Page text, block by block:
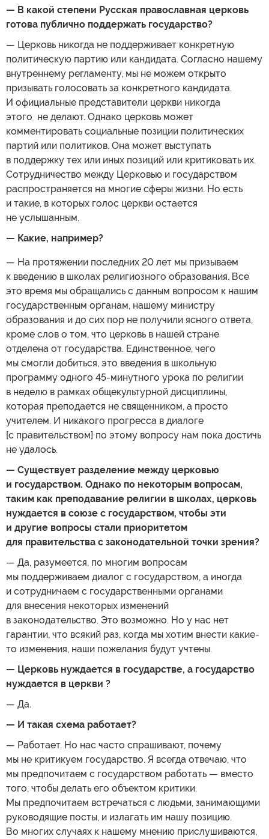
— В какой степени Русская православная церковь
готова публично поддержать государство?
— Церковь никогда не поддерживает конкретную
политическую партию или кандидата. Согласно нашему
внутреннему регламенту, мы не можем открыто
призывать голосовать за конкретного кандидата.
И официальные представители церкви никогда
этого не делают. Однако церковь может
комментировать социальные позиции политических
партий или политиков. Она может выступать
в поддержку тех или иных позиций или критиковать их.
Сотрудничество между Церковью и государством
распространяется на многие сферы жизни. Но есть
и такие, в которых голос церкви остается
не услышанным.
— Какие, например?
— На протяжении последних 20 лет мы призываем
к введению в школах религиозного образования. Все
это время мы обращались с данным вопросом к нашим
государственным органам, нашему министру
образования и до сих пор не получили ясного ответа,
кроме слов о том, что церковь в нашей стране
отделена от государства. Единственное, чего
мы смогли добиться, это введения в школьную
программу одного 45-минутного урока по религии
в неделю в рамках общекультурной дисциплины,
которая преподается не священником, а просто
учителем. И никакого прогресса в диалоге
[с правительством] по этому вопросу нам пока достичь
не удалось.
— Существует разделение между церковью
и государством. Однако по некоторым вопросам,
таким как преподавание религии в школах, церковь
нуждается в союзе с государством, чтобы эти
и другие вопросы стали приоритетом
для правительства с законодательной точки зрения?
— Да, разумеется, по многим вопросам
мы поддерживаем диалог с государством, а иногда
и сотрудничаем с государственными органами
для внесения некоторых изменений
в законодательство. Это возможно. Но у нас нет
гарантии, что всякий раз, когда мы хотим внести какие-
то изменения, наши пожелания будут учтены.
— Церковь нуждается в государстве, а государство
нуждается в церкви ?
— Да.
— И такая схема работает?
— Работает. Но нас часто спрашивают, почему
мы не критикуем государство. Я всегда отвечаю, что
мы предпочитаем с государством работать — вместо
того, чтобы делать его объектом критики.
Мы предпочитаем встречаться с людьми, занимающими
руководящие посты, и излагать им нашу позицию.
Во многих случаях к нашему мнению прислушиваются,